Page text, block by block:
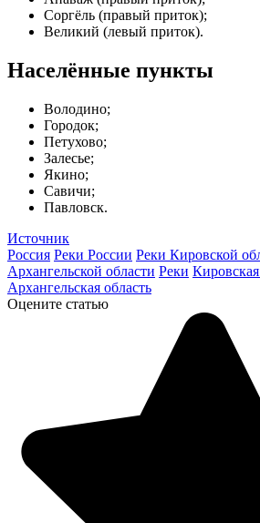
Соргёль (правый приток);
Великий (левый приток).
Населённые пункты
Володино;
Городок;
Петухово;
Залесье;
Якино;
Савичи;
Павловск.
Источник
Россия Реки России Реки Кировской
Архангельской области Реки
Архангельская область
Оцените статью